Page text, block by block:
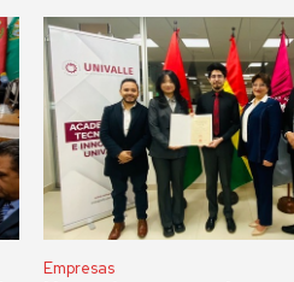
Empresas